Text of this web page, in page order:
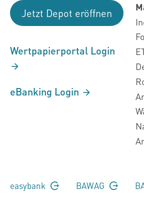
Jetzt Depot eröffnen
Wertpapierportal Login
eBanking Login
easybank BAWAG